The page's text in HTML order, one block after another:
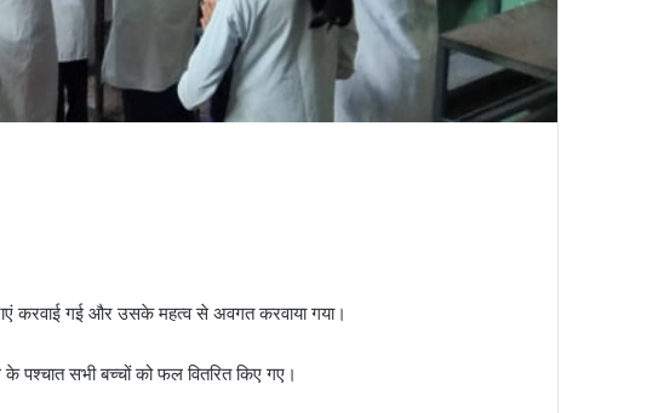
करवाई गई और उसके महत्व से अवगत करवाया गया।
पश्चात सभी बच्चों को फल वितरित किए गए।